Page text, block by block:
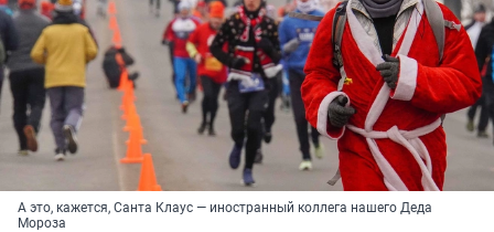
А это, кажется, Санта Клаус — иностранный коллега нашего Деда
Мороза